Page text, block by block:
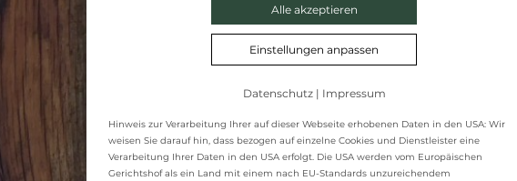
Alle akzeptieren
Einstellungen anpassen
Datenschutz| Impressum
Hinweis zur Verarbeitung Ihrer auf dieser Webseite erhobenen Daten in den USA: Wir
weisen Sie darauf hin, dass bezogen auf einzelne Cookies und Dienstleister eine
Verarbeitung Ihrer Daten in den USA erfolgt. Die USA werden vom Europäischen
Gerichtshof als ein Land mit einem nach EU-Standards unzureichendem